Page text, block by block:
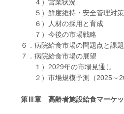
４）営業状況
５）鮮度維持・安全管理対策
６）人材の採用と育成
７）今後の市場戦略
６．病院給食市場の問題点と課題
７．病院給食市場の展望
１）2029年の市場見通し
２）市場規模予測（2025～
第Ⅲ章 高齢者施設給食マーケッ